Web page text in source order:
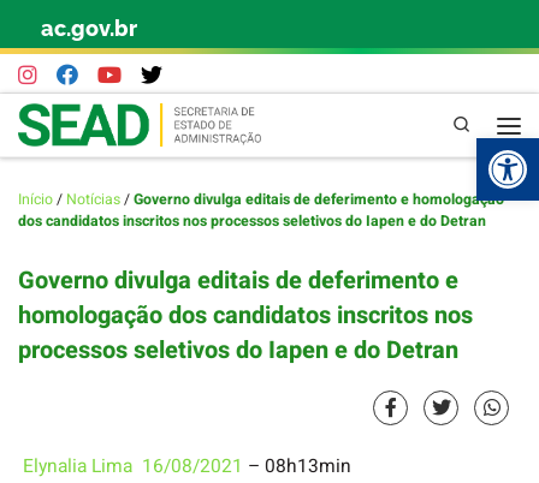
Skip to content
ac.gov.br
Pesquisa
Início/ Notícias/Governo divulga editais de deferimento e homologação
dos candidatos inscritos nos processos seletivos do Iapen e do Detran
Governo divulga editais de deferimento e
homologação dos candidatos inscritos nos
processos seletivos do Iapen e do Detran
Elynalia Lima 16/08/2021 – 08h13min